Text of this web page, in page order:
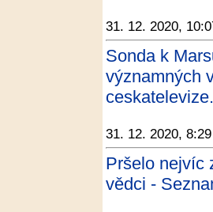
31. 12. 2020,
Sonda k
významných
31. 12. 2020, 8:29
Pršelo nejvíc
vědci -